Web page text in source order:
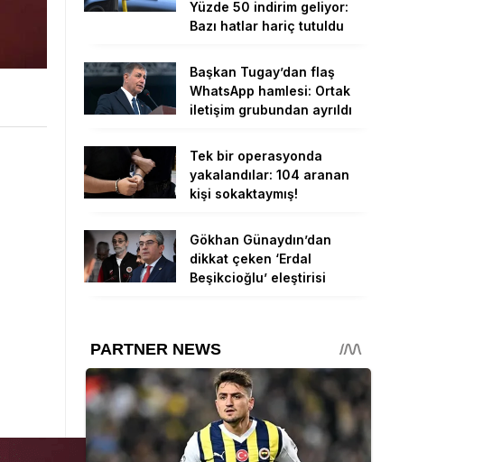
Yüzde 50 indirim geliyor:
Bazı hatlar hariç tutuldu
Başkan Tugay’dan flaş
WhatsApp hamlesi: Ortak
iletişim grubundan ayrıldı
Tek bir operasyonda
yakalandılar: 104 aranan
kişi sokaktaymış!
Gökhan Günaydın’dan
dikkat çeken ‘Erdal
Beşikcioğlu’ eleştirisi